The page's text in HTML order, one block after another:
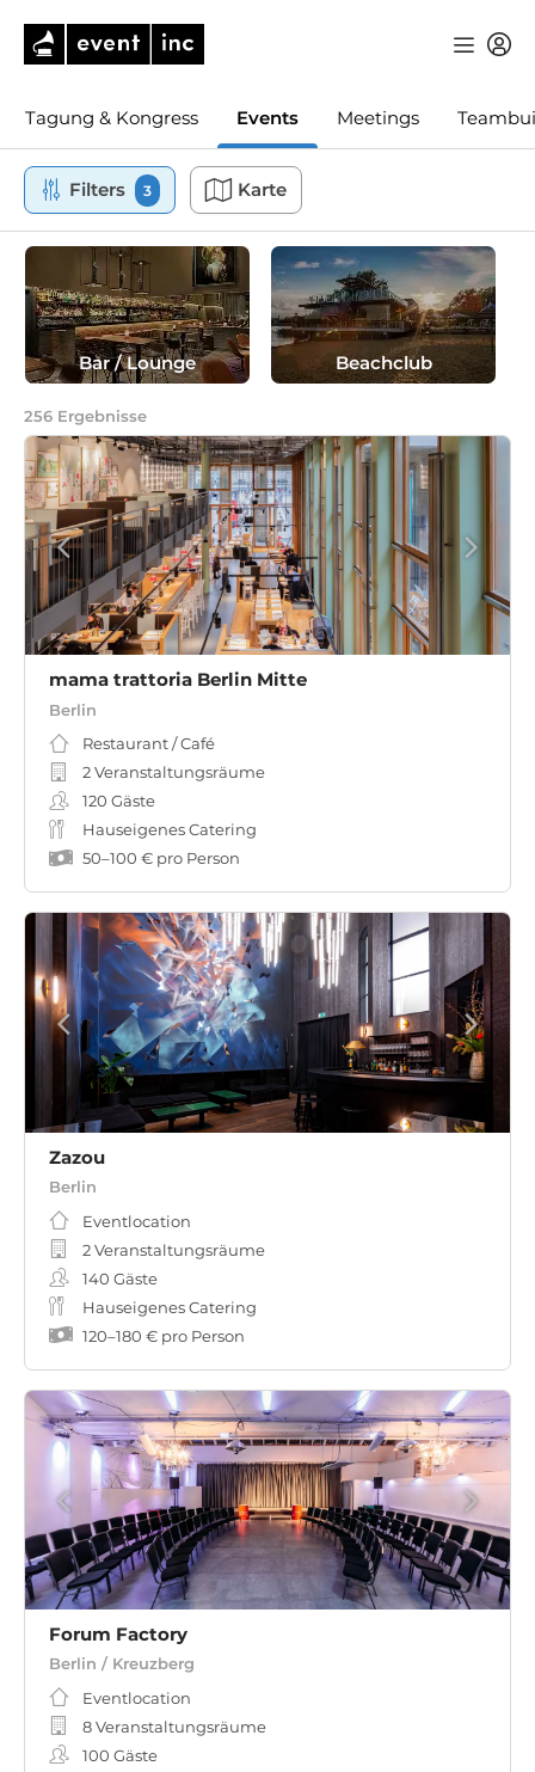
Tagung & Kongress Events Meetings
Filters 3 Karte
Bar / Lounge Beachclub
256 Ergebnisse
mama trattoria Berlin Mitte
Berlin
Restaurant / Café
2 Veranstaltungsräume
120 Gäste
Hauseigenes Catering
50–100 € pro Person
Zazou
Berlin
Eventlocation
2 Veranstaltungsräume
140 Gäste
Hauseigenes Catering
120–180 € pro Person
Forum Factory
Berlin / Kreuzberg
Eventlocation
8 Veranstaltungsräume
100 Gäste